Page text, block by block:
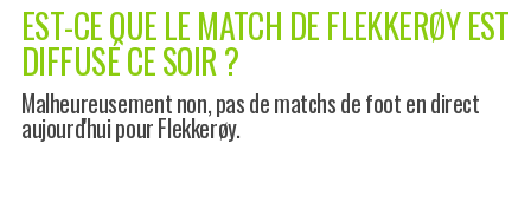
EST-CE QUE LE MATCH DE FLEKKERØY EST
DIFFUSÉ CE SOIR ?
Malheureusement non, pas de matchs de foot en direct
aujourd'hui pour Flekkerøy.